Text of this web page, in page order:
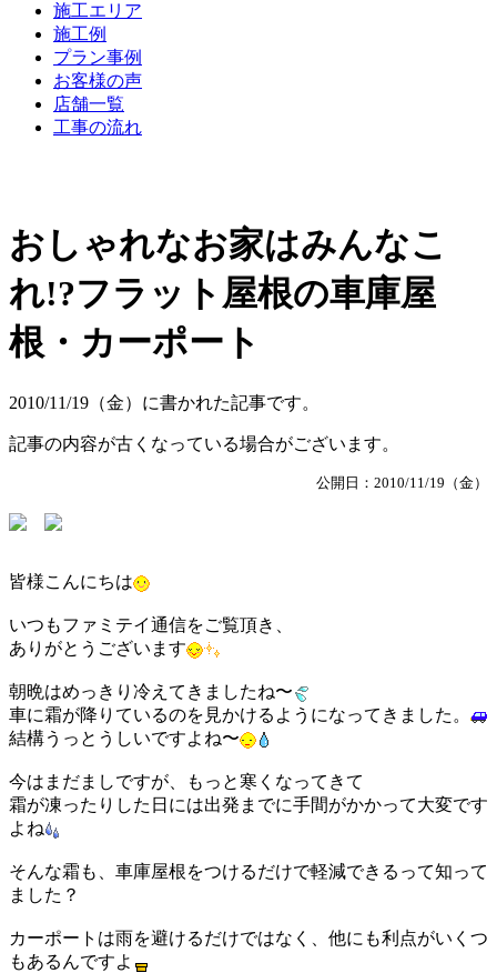
施工エリア
施工例
プラン事例
お客様の声
店舗一覧
工事の流れ
おしゃれなお家はみんなこ
れ!?フラット屋根の車庫屋
根・カーポート
2010/11/19（金）に書かれた記事です。
記事の内容が古くなっている場合がございます。
公開日：2010/11/19（金）
皆様こんにちは
いつもファミテイ通信をご覧頂き、
ありがとうございます
朝晩はめっきり冷えてきましたね〜
車に霜が降りているのを見かけるようになってきました。
結構うっとうしいですよね〜
今はまだましですが、もっと寒くなってきて
霜が凍ったりした日には出発までに手間がかかって大変です
よね
そんな霜も、車庫屋根をつけるだけで軽減できるって知って
ました？
カーポートは雨を避けるだけではなく、他にも利点がいくつ
もあるんですよ